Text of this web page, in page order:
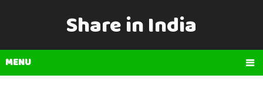
Share in India
MENU